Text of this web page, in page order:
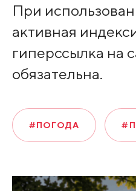
При
активная
гиперссылка на
обязательна.
#ПОГОДА